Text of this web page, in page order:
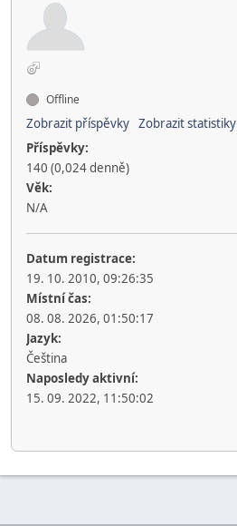
Offline
Zobrazit příspěvky Zobrazit statistiky
Příspěvky:
140 (0,024 denně)
Věk:
N/A
Datum registrace:
19. 10. 2010, 09:26:35
Místní čas:
08. 08. 2026, 01:50:17
Jazyk:
Čeština
Naposledy aktivní:
15. 09. 2022, 11:50:02